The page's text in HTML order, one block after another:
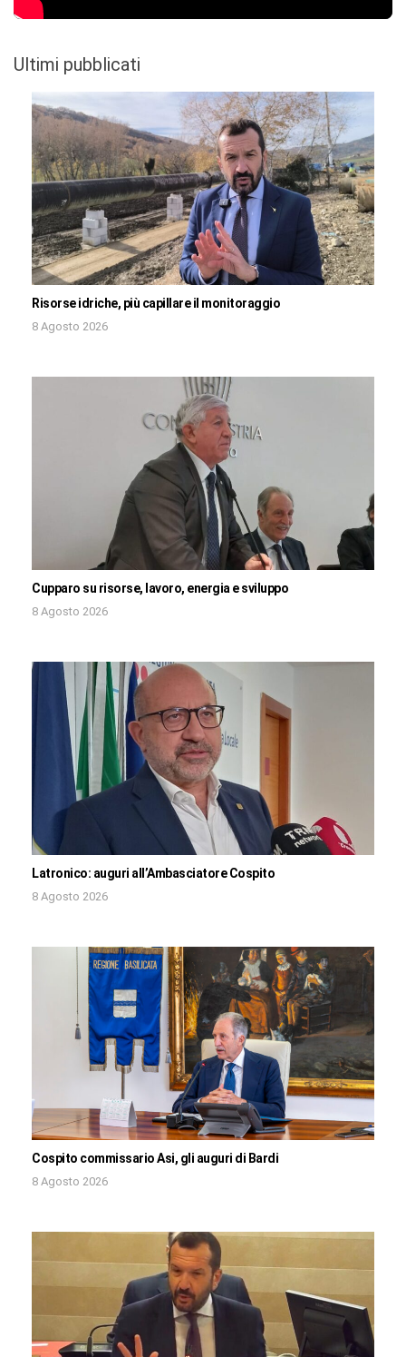
Ultimi pubblicati
Risorse idriche, più capillare il monitoraggio
8 Agosto 2026
Cupparo su risorse, lavoro, energia e sviluppo
8 Agosto 2026
Latronico: auguri all’Ambasciatore Cospito
8 Agosto 2026
Cospito commissario Asi, gli auguri di Bardi
8 Agosto 2026